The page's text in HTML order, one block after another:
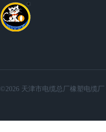
©2026 天津市电缆总厂橡塑电缆厂